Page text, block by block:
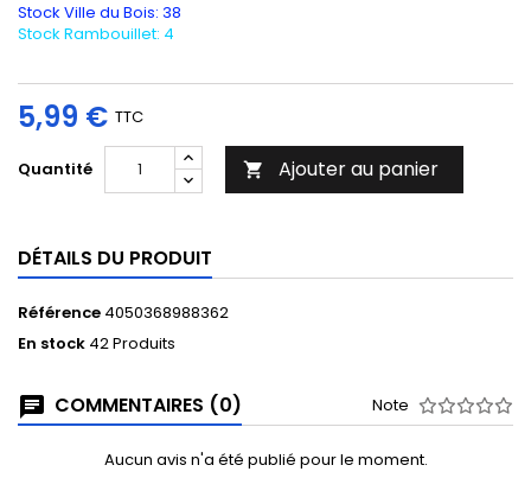
Stock Ville du Bois: 38
Stock Rambouillet: 4
5,99 € TTC
Quantité  Ajouter au panier
DÉTAILS DU PRODUIT
Référence 4050368988362
En stock 42 Produits
COMMENTAIRES (0) Note
Aucun avis n'a été publié pour le moment.